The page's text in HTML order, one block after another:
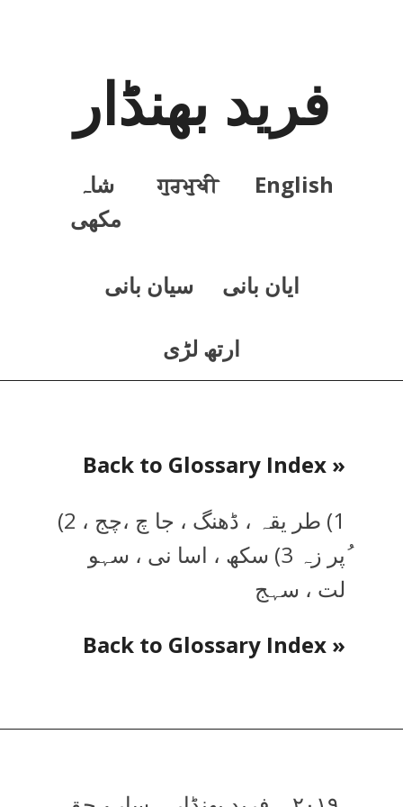
فرید بھنڈار
English
ਗੁਰਮੁਖੀ
شاہ
مکھی
ايان بانی سيان بانی
ارتھ لڑی
« Back to Glossary Index
1) طر یقہ ، ڈھنگ ، جا چ ،چج ، 2)
ُپر زہ 3) سکھ ، اسا نی ، سہو
لت ، سہج
« Back to Glossary Index